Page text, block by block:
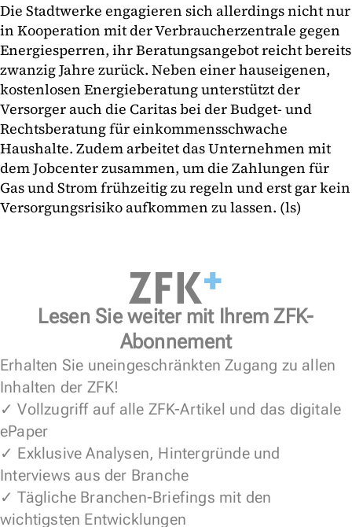
Die Stadtwerke engagieren sich allerdings nicht nur
in Kooperation mit der Verbraucherzentrale gegen
Energiesperren, ihr Beratungsangebot reicht bereits
zwanzig Jahre zurück. Neben einer hauseigenen,
kostenlosen Energieberatung unterstützt der
Versorger auch die Caritas bei der Budget- und
Rechtsberatung für einkommensschwache
Haushalte. Zudem arbeitet das Unternehmen mit
dem Jobcenter zusammen, um die Zahlungen für
Gas und Strom frühzeitig zu regeln und erst gar kein
Versorgungsrisiko aufkommen zu lassen. (ls)
Lesen Sie weiter mit Ihrem ZFK-
Abonnement
Erhalten Sie uneingeschränkten Zugang zu allen
Inhalten der ZFK!
✓ Vollzugriff auf alle ZFK-Artikel und das digitale
ePaper
✓ Exklusive Analysen, Hintergründe und
Interviews aus der Branche
✓ Tägliche Branchen-Briefings mit den
wichtigsten Entwicklungen